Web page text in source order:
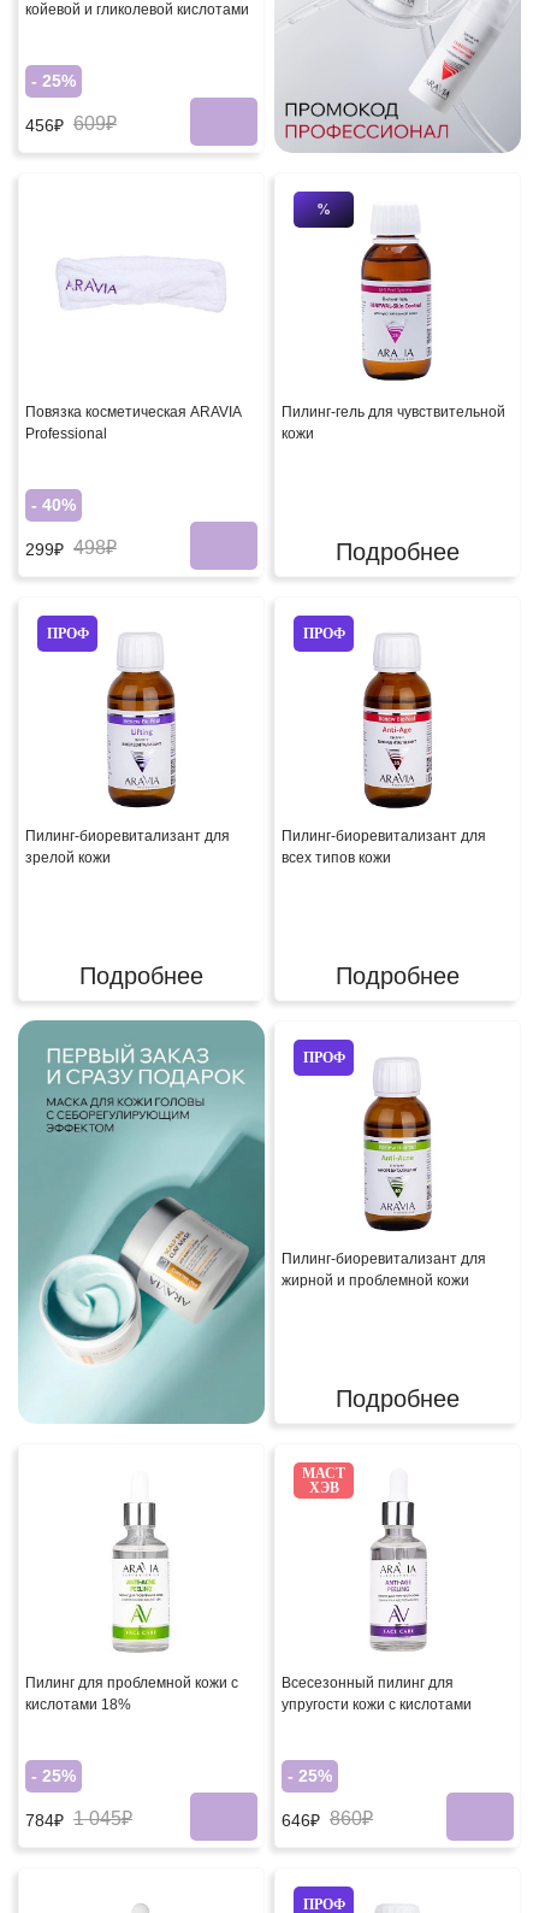
койевой и гликолевой кислотами
- 25%
456₽ 609₽
Повязка косметическая ARAVIA
Professional
- 40%
299₽ 498₽
%
Пилинг-гель для чувствительной
кожи
Подробнее
ПРОФ
Пилинг-биоревитализант для
зрелой кожи
Подробнее
ПРОФ
Пилинг-биоревитализант для
всех типов кожи
Подробнее
ПРОФ
Пилинг-биоревитализант для
жирной и проблемной кожи
Подробнее
Пилинг для проблемной кожи с
кислотами 18%
- 25%
784₽ 1 045₽
МАСТ
ХЭВ
Всесезонный пилинг для
упругости кожи с кислотами
- 25%
646₽ 860₽
ПРОФ